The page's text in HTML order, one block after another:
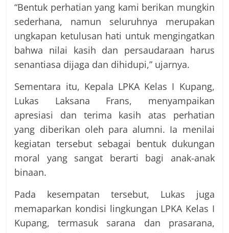
“Bentuk perhatian yang kami berikan mungkin
sederhana, namun seluruhnya merupakan
ungkapan ketulusan hati untuk mengingatkan
bahwa nilai kasih dan persaudaraan harus
senantiasa dijaga dan dihidupi,” ujarnya.
Sementara itu, Kepala LPKA Kelas I Kupang,
Lukas Laksana Frans, menyampaikan
apresiasi dan terima kasih atas perhatian
yang diberikan oleh para alumni. Ia menilai
kegiatan tersebut sebagai bentuk dukungan
moral yang sangat berarti bagi anak-anak
binaan.
Pada kesempatan tersebut, Lukas juga
memaparkan kondisi lingkungan LPKA Kelas I
Kupang, termasuk sarana dan prasarana,